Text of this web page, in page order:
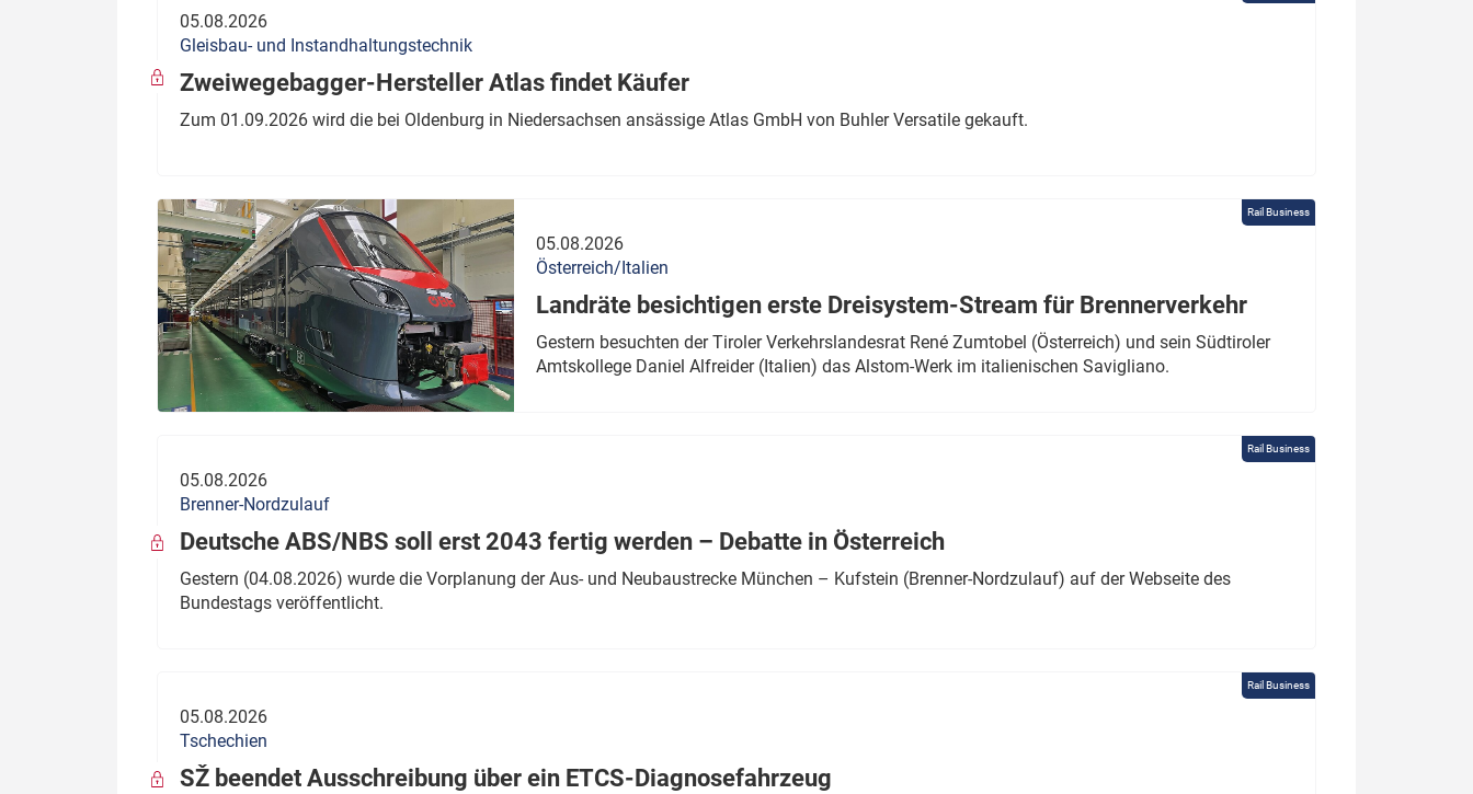
Thema des Monats
Dossier: Generalsanierung
Dossier: ETCS
05.08.2026
Gleisbau- und Instandhaltungstechnik
Zweiwegebagger-Hersteller Atlas findet Käufer
Zum 01.09.2026 wird die bei Oldenburg in Niedersachsen ansässige Atlas GmbH von Buhler Versatile gekauft.
Rail Business
05.08.2026
Österreich/Italien
Landräte besichtigen erste Dreisystem-Stream für Brennerverkehr
Gestern besuchten der Tiroler Verkehrslandesrat René Zumtobel (Österreich) und sein Südtiroler
Amtskollege Daniel Alfreider (Italien) das Alstom-Werk im italienischen Savigliano.
Rail Business
05.08.2026
Brenner-Nordzulauf
Deutsche ABS/NBS soll erst 2043 fertig werden – Debatte in Österreich
Gestern (04.08.2026) wurde die Vorplanung der Aus- und Neubaustrecke München – Kufstein (Brenner-Nordzulauf) auf der Webseite des
Bundestags veröffentlicht.
Rail Business
05.08.2026
Tschechien
SŽ beendet Ausschreibung über ein ETCS-Diagnosefahrzeug